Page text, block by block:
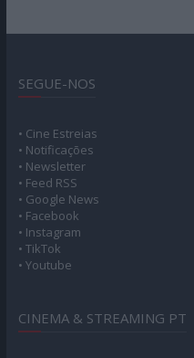
SEGUE-NOS
• Cine Estreias
• Notificações
• Newsletter
• Feed RSS
• Google News
• Facebook
• Instagram
• TikTok
• Youtube
CINEMA & STREAMING PT